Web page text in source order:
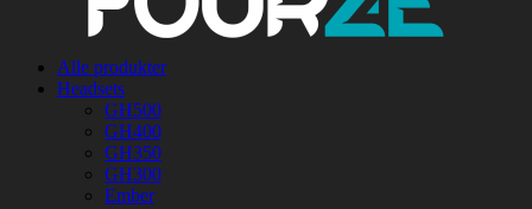
Alle produkter
Headsets
GH500
GH400
GH350
GH300
Ember